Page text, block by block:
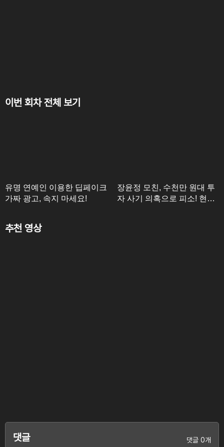
이번 회차 전체 보기
유명 연예인 이용한 딥페이크
가짜 광고, 속지 마세요!
장윤정 모친, 수천만 원대 투
자 사기 의혹으로 피소! 현재
추천 영상
댓글 댓글 0개